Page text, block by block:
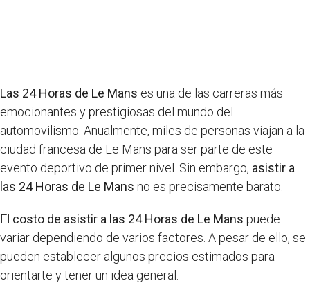
Las 24 Horas de Le Mans es una de las carreras más
emocionantes y prestigiosas del mundo del
automovilismo. Anualmente, miles de personas viajan a la
ciudad francesa de Le Mans para ser parte de este
evento deportivo de primer nivel. Sin embargo, asistir a
las 24 Horas de Le Mans no es precisamente barato.
El costo de asistir a las 24 Horas de Le Mans puede
variar dependiendo de varios factores. A pesar de ello, se
pueden establecer algunos precios estimados para
orientarte y tener un idea general.